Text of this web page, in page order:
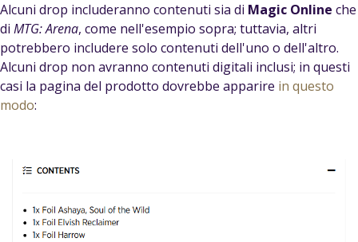
Alcuni drop includeranno contenuti sia di Magic Online che
di MTG: Arena, come nell'esempio sopra; tuttavia, altri
potrebbero includere solo contenuti dell'uno o dell'altro.
Alcuni drop non avranno contenuti digitali inclusi; in questi
casi la pagina del prodotto dovrebbe apparire in questo
modo: